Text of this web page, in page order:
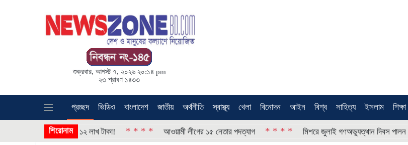
শুক্রবার, আগস্ট ৭, ২০২৬ ২০:১৪ pm
২৩ শ্রাবণ ১৪৩৩
প্রচ্ছদ ভিডিও বাংলাদেশ জাতীয় অর্থনীতি স্বাস্থ্য খেলা বিনোদন আইন বিশ্ব সাহিত্য ইসলাম শিক্ষা
শিরোনাম
সাপ ধরার পুরস্কার ১২ লাখ টাকা! * * * * আওয়ামী লীগের ১৫ নেতার পদত্যাগ * * * * মিশরে জুলাই গণঅভ্যুত্থান দিবস পালন *